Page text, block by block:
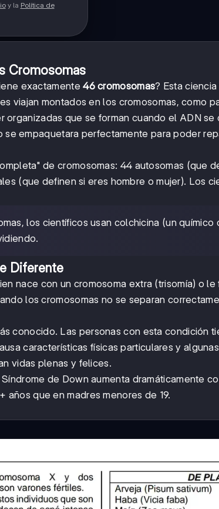
y la Política de
Cromosomas
exactamente46 cromosomas? Esta
viajan montados en los cromosomas, como
organizadas que se forman cuando el ADN
se empaquetara perfectamente para poder
de cromosomas: 44 autosomas (que
(que definen si eres hombre o mujer). Los
los científicos usan colchicina (un
Diferente
nace con un cromosoma extra (trisomía) o le
los cromosomas no se separan
conocido. Las personas con esta condición
características físicas particulares y
vidas plenas y felices.
de Down aumenta dramáticamente
que en madres menores de 19.